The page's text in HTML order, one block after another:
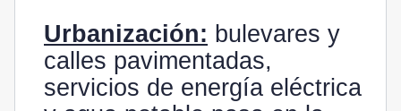
Urbanización: bulevares y
calles pavimentadas,
servicios de energía eléctrica